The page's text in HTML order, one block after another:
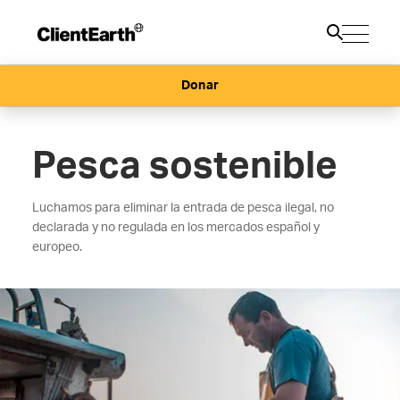
Donar
Pesca sostenible
Luchamos para eliminar la entrada de pesca ilegal, no
declarada y no regulada en los mercados español y
europeo.